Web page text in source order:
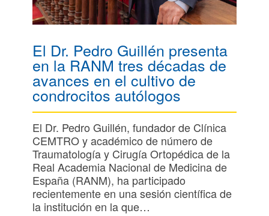
El Dr. Pedro Guillén presenta
en la RANM tres décadas de
avances en el cultivo de
condrocitos autólogos
El Dr. Pedro Guillén, fundador de Clínica
CEMTRO y académico de número de
Traumatología y Cirugía Ortopédica de la
Real Academia Nacional de Medicina de
España (RANM), ha participado
recientemente en una sesión científica de
la institución en la que…